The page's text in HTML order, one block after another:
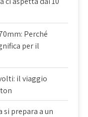
Perché
per il
il viaggio
si prepara a un